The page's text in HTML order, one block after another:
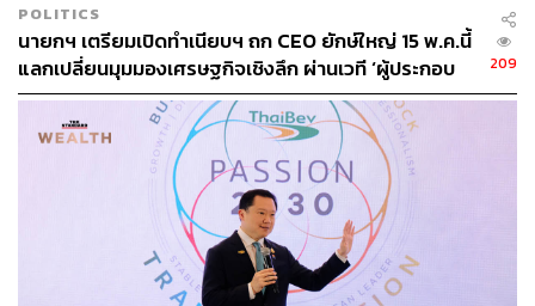
POLITICS
​​นายกฯ เตรียมเปิดทำเนียบฯ ถก CEO ยักษ์ใหญ่ 15 พ.ค.นี้
แลกเปลี่ยนมุมมองเศรษฐกิจเชิงลึก ผ่านเวที ‘ผู้ประกอบ
การพูด รัฐบาลฟัง’
209